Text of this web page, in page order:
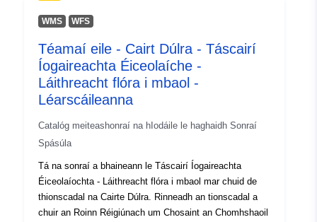
chun an t-atmaisféar a chosaint an fhaisnéis is gá chun
sa limistéar lena mbaineann.
WMS WFS
Téamaí eile - Cairt Dúlra - Táscairí
Íogaireachta Éiceolaíche -
Láithreacht flóra i mbaol -
Léarscáileanna
Catalóg meiteashonraí na hIodáile le haghaidh Sonraí
Spásúla
Tá na sonraí a bhaineann le Táscairí Íogaireachta
Éiceolaíochta - Láithreacht flóra i mbaol mar chuid de
thionscadal na Cairte Dúlra. Rinneadh an tionscadal a
chuir an Roinn Réigiúnach um Chosaint an Chomhshaoil